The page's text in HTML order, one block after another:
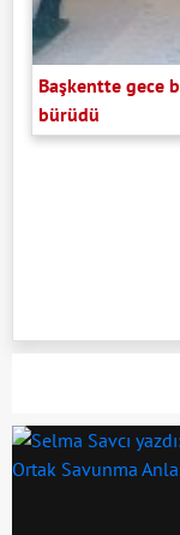
Başkentte gece
bürüdü